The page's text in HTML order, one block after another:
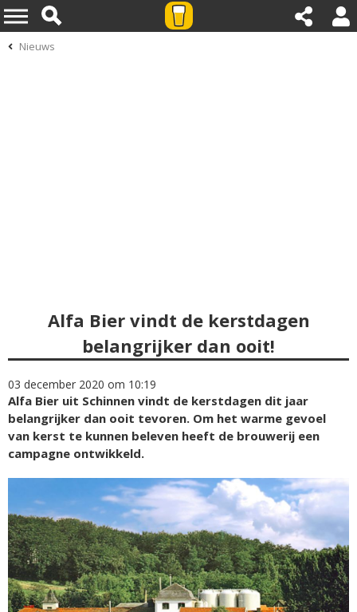
Nieuws
Alfa Bier vindt de kerstdagen
belangrijker dan ooit!
03 december 2020 om 10:19
Alfa Bier uit Schinnen vindt de kerstdagen dit jaar
belangrijker dan ooit tevoren. Om het warme gevoel
van kerst te kunnen beleven heeft de brouwerij een
campagne ontwikkeld.